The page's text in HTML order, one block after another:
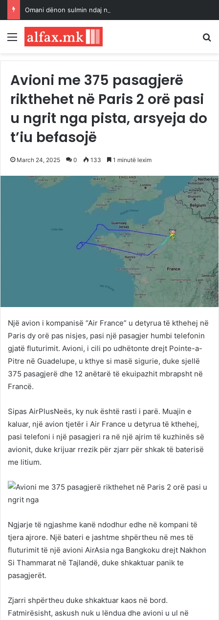
Menu
Avioni me 375 pasagjerë
rikthehet në Paris 2 orë pasi
u ngrit nga pista, arsyeja do
t’iu befasojë
March 24, 2025 0 133 1 minutë lexim
Një avion i kompanisë “Air France” u detyrua të kthehej në
Paris dy orë pas nisjes, pasi një pasagjer humbi telefonin
gjatë fluturimit. Avioni, i cili po udhëtonte drejt Pointe-a-
Pitre në Guadelupe, u kthye si masë sigurie, duke sjellë
375 pasagjerë dhe 12 anëtarë të ekuipazhit mbrapsht në
Francë.
Sipas AirPlusNeës, ky nuk është rasti i parë. Muajin e
kaluar, një avion tjetër i Air France u detyrua të kthehej,
pasi telefoni i një pasagjeri ra në një ajrim të kuzhinës së
avionit, duke krijuar rrezik për zjarr për shkak të baterisë
me litium.
Ngjarje të ngjashme kanë ndodhur edhe në kompani të
tjera ajrore. Një bateri e jashtme shpërtheu në mes të
fluturimit të një avioni AirAsia nga Bangkoku drejt Nakhon
Si Thammarat në Tajlandë, duke shkaktuar panik te
pasagjerët.
Zjarri shpërtheu duke shkaktuar kaos në bord.
Fatmirësisht, askush nuk u lëndua dhe avioni u ul në